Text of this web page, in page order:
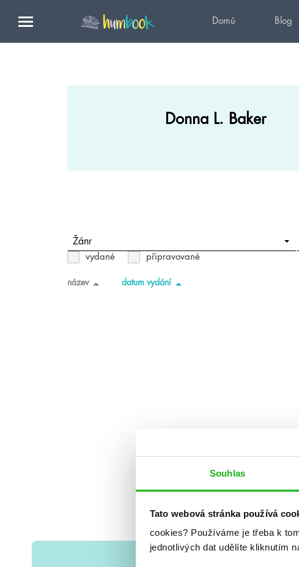
Souhlas
Tato webová stránka používá
cookies? Používáme je třeba k
jednotlivých dat udělíte kliknutím
Domů Blog
Donna L. Baker
Žánr
vydané připravované
název datum vydání